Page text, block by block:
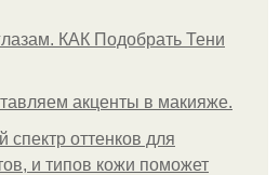
КАК Подобрать Тени
акценты в макияже.
оттенков для
и типов кожи поможет